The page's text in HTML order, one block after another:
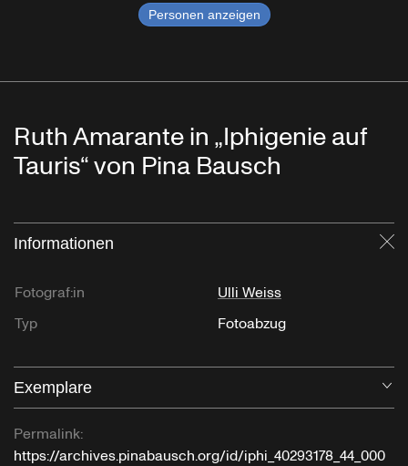
Personen anzeigen
Ruth Amarante in „Iphigenie auf
Tauris“ von Pina Bausch
Informationen
Fotograf:in
Ulli Weiss
Typ
Fotoabzug
Exemplare
Permalink:
https://archives.pinabausch.org/id/iphi_40293178_44_000